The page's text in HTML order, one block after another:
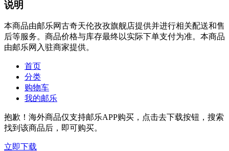
说明
本商品由邮乐网古奇天伦孜孜旗舰店提供并进行相关配送和售
后等服务。商品价格与库存最终以实际下单支付为准。本商品
由邮乐网入驻商家提供。
首页
分类
购物车
我的邮乐
抱歉！海外商品仅支持邮乐APP购买，点击去下载按钮，搜索
找到该商品后，即可购买。
立即下载